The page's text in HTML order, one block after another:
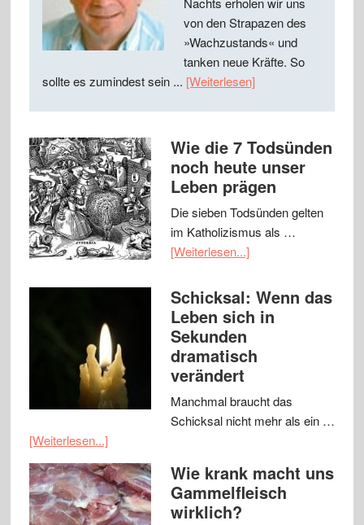
von den Strapazen des
»Wachzustands« und
tanken neue Kräfte. So
sollte es zumindest sein ... [Weiterlesen]
Wie die 7 Todsünden
noch heute unser
Leben prägen
Die sieben Todsünden gelten
im Katholizismus als …
[Weiterlesen...]
Schicksal: Wenn das
Leben sich in
Sekunden
dramatisch
verändert
Manchmal braucht das
Schicksal nicht mehr als ein …
[Weiterlesen...]
Wie krank macht uns
Gammelfleisch
wirklich?